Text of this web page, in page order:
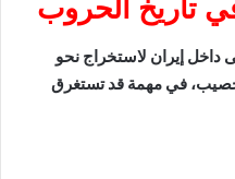
تاريخ الحروب
إيران لاستخراج نحو
في مهمة قد تستغرق